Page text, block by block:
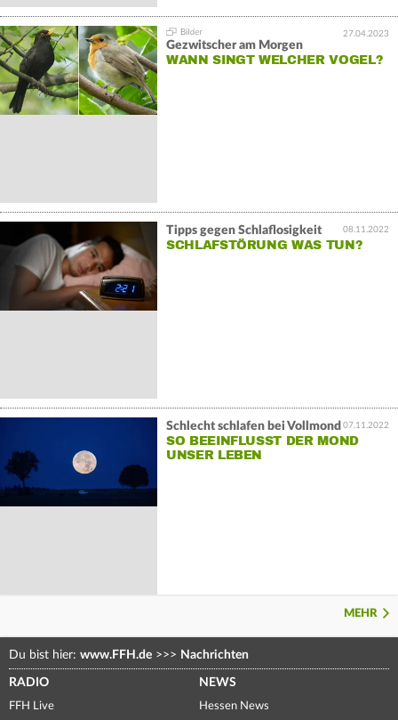
27.04.2023
Gezwitscher am Morgen
WANN SINGT WELCHER VOGEL?
08.11.2022
Tipps gegen Schlaflosigkeit
SCHLAFSTÖRUNG WAS TUN?
07.11.2022
Schlecht schlafen bei Vollmond
SO BEEINFLUSST DER MOND
UNSER LEBEN
MEHR
Du bist hier: www.FFH.de >>> Nachrichten
RADIO
FFH Live
NEWS
Hessen News